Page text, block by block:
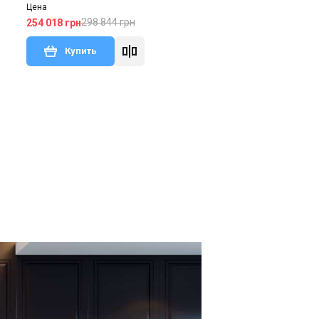
Цена
254 018 грн298 844 грн
Купить
398 519 грн